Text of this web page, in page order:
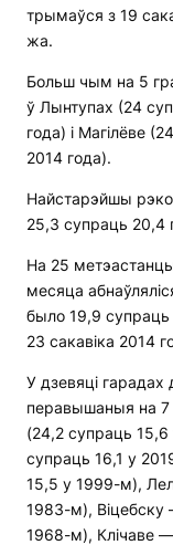
трымаўся з 19
жа.
Больш чым на 5
ў Лынтупах (24
года) і Магілёве
2014 года).
Найстарэйшы
25,3 супраць 20,4
На 25
месяца
было 19,9 супраць
23 сакавіка 2014
У дзевяці
перавышаныя на 7
(24,2 супраць
супраць 16,1 у
15,5 у 1999-м),
1983-м), Віцебску
1968-м), Клічаве